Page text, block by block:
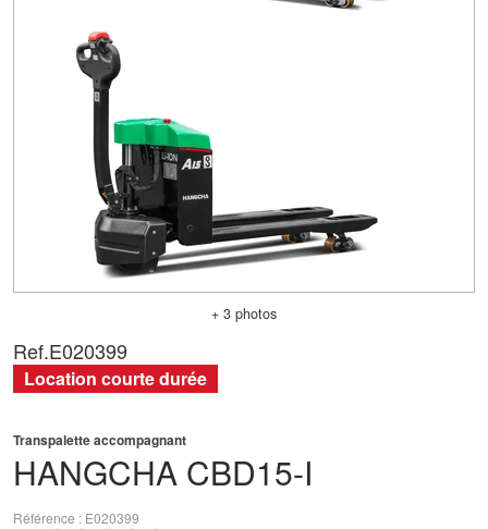
+ 3 photos
HANGCHA CBD15-I
Transpalette accompagnant
Référence
E020399
Ref.E020399
Location courte durée